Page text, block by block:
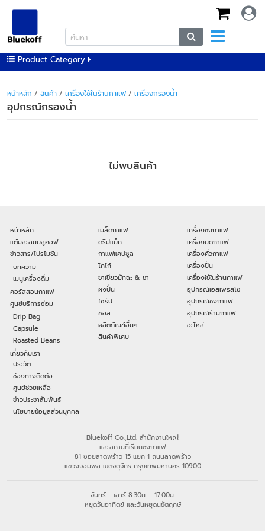
Product Category
หน้าหลัก / สินค้า / เครื่องใช้ในร้านกาแฟ/ เครื่องกรองน้ำ
อุปกรณ์กรองน้ำ
ไม่พบสินค้า
หน้าหลัก
แต้มสะสมบลูคอฟ
ข่าวสาร/โปรโมชัน
บทความ
เมนูเครื่องดื่ม
คอร์สสอนกาแฟ
ศูนย์บริการซ่อม
Drip Bag
Capsule
Roasted Beans
เกี่ยวกับเรา
ประวัติ
ช่องทางติดต่อ
ศูนย์ช่วยเหลือ
ข่าวประชาสัมพันธ์
นโยบายข้อมูลส่วนบุคคล
เมล็ดกาแฟ
ดริปแบ็ก
กาแฟแคปซูล
โกโก้
ชาเขียวมัทฉะ & ชา
ผงปั่น
ไซรัป
ซอส
ผลิตภัณฑ์อื่นๆ
สินค้าพิเศษ
เครื่องชงกาแฟ
เครื่องบดกาแฟ
เครื่องคั่วกาแฟ
เครื่องปั่น
เครื่องใช้ในร้านกาแฟ
อุปกรณ์เอสเพรสโซ
อุปกรณ์ชงกาแฟ
อุปกรณ์ร้านกาแฟ
อะไหล่
Bluekoff Co.,Ltd. สำนักงานใหญ่
และสถานที่เรียนชงกาแฟ
81 ซอยลาดพร้าว 15 แยก 1 ถนนลาดพร้าว
แขวงจอมพล เขตจตุจักร กรุงเทพมหานคร 10900
จันทร์ - เสาร์ 8:30น. - 17:00น.
หยุดวันอาทิตย์ และวันหยุดนขัตฤกษ์